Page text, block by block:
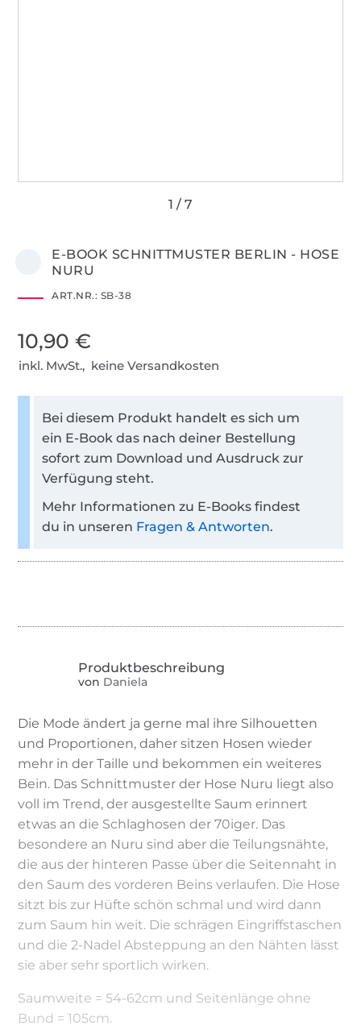
E-BOOK SCHNITTMUSTER BERLIN - HOSE
NURU
ART.NR.: SB-38
10,90 €
inkl. MwSt., keine Versandkosten
Bei diesem Produkt handelt es sich um
ein E-Book das nach deiner Bestellung
sofort zum Download und Ausdruck zur
Verfügung steht.
Mehr Informationen zu E-Books findest
du in unseren Fragen & Antworten.
von Daniela
Die Mode ändert ja gerne mal ihre Silhouetten
und Proportionen, daher sitzen Hosen wieder
mehr in der Taille und bekommen ein weiteres
Bein. Das Schnittmuster der Hose Nuru liegt also
voll im Trend, der ausgestellte Saum erinnert
etwas an die Schlaghosen der 70iger. Das
besondere an Nuru sind aber die Teilungsnähte,
die aus der hinteren Passe über die Seitennaht in
den Saum des vorderen Beins verlaufen. Die Hose
sitzt bis zur Hüfte schön schmal und wird dann
zum Saum hin weit. Die schrägen Eingriffstaschen
und die 2-Nadel Absteppung an den Nähten lässt
sie aber sehr sportlich wirken.
Saumweite = 54-62cm und Seitenlänge ohne
Bund = 105cm.